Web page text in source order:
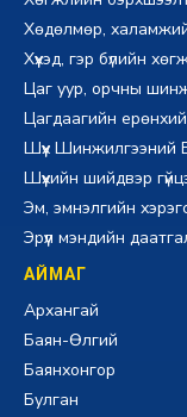
Хөдөлмөр,
Хүүхэд, гэр бүлийн
Цаг уур, орчны
Цагдаагийн
Шүүх Шинжилгээний
Шүүхийн шийдвэр
Эм, эмнэлгийн
Эрүүл мэндийн
АЙМАГ
Архангай
Баян-Өлгий
Баянхонгор
Булган